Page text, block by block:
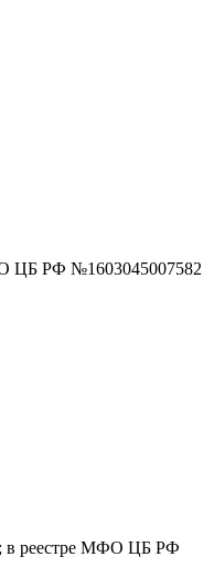
ЦБ РФ №1603045007582
реестре МФО ЦБ РФ